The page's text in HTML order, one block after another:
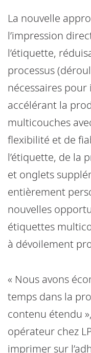
La nouvelle
l’impression
l’étiquette,
processus
nécessaires
accélérant la
multicouches
flexibilité et de
l’étiquette, de la
et onglets
entièrement
nouvelles
étiquettes
à dévoilement
« Nous avons
temps dans la
contenu étendu
opérateur chez
imprimer sur